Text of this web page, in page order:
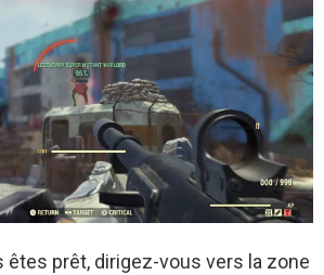
êtes prêt, dirigez-vous vers la zone